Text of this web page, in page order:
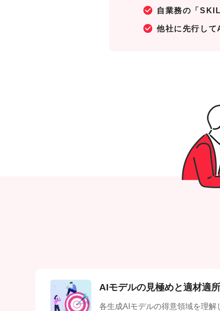
自業務の「
他社に先行し
AIモデルの見極めと適材適
各生成AIモデルの得意領域を理